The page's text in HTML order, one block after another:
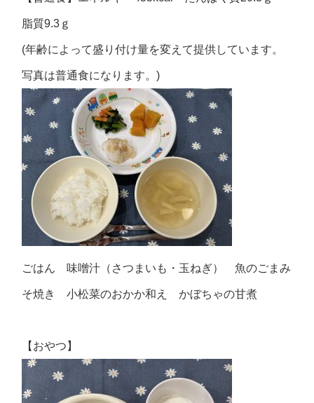
脂質9.3ｇ
(年齢によって盛り付け量を変えて提供しています。
写真は普通食になります。)
ごはん 味噌汁（さつまいも・玉ねぎ） 魚のごまみ
そ焼き 小松菜のおかか和え かぼちゃの甘煮
【おやつ】